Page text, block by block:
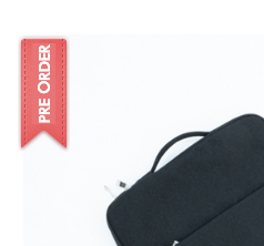
ปากกาเน้นข้อความ
ปากกาตั้งโต๊ะ
ปากกา USB
ปากกาหมึกซึม NEW
ปากกาทัชสกรีน
ผลงานโรงงานปากกา
ติดต่อเรา
บทความ
เกี่ยวกับเรา
วิธีการชำระเงิน
ขอใบเสนอราคา